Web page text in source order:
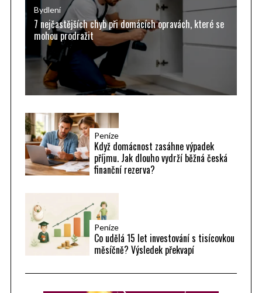
:
Bydlení
7 nejčastějších chyb při domácích opravách, které se
mohou prodražit
Peníze
Když domácnost zasáhne výpadek
příjmu. Jak dlouho vydrží běžná česká
finanční rezerva?
Peníze
Co udělá 15 let investování s tisícovkou
měsíčně? Výsledek překvapí